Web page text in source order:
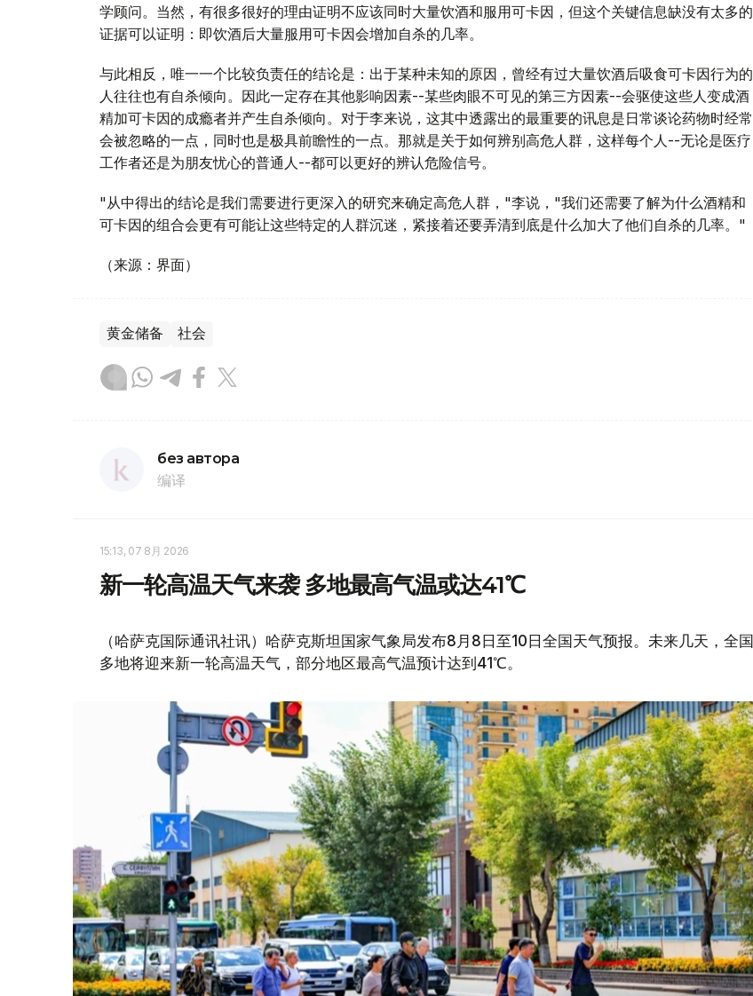
学顾问。当然，有很多很好的理由证明不应该同时大量饮酒和服用可卡因，但这个关键信息缺没有太多的
证据可以证明：即饮酒后大量服用可卡因会增加自杀的几率。
与此相反，唯一一个比较负责任的结论是：出于某种未知的原因，曾经有过大量饮酒后吸食可卡因行为的
人往往也有自杀倾向。因此一定存在其他影响因素--某些肉眼不可见的第三方因素--会驱使这些人变成酒
精加可卡因的成瘾者并产生自杀倾向。对于李来说，这其中透露出的最重要的讯息是日常谈论药物时经常
会被忽略的一点，同时也是极具前瞻性的一点。那就是关于如何辨别高危人群，这样每个人--无论是医疗
工作者还是为朋友忧心的普通人--都可以更好的辨认危险信号。
"从中得出的结论是我们需要进行更深入的研究来确定高危人群，"李说，"我们还需要了解为什么酒精和
可卡因的组合会更有可能让这些特定的人群沉迷，紧接着还要弄清到底是什么加大了他们自杀的几率。"
（来源：界面）
黄金储备 社会
без автора
编译
15:13, 07 8月 2026
新一轮高温天气来袭 多地最高气温或达41℃
（哈萨克国际通讯社讯）哈萨克斯坦国家气象局发布8月8日至10日全国天气预报。未来几天，全国
多地将迎来新一轮高温天气，部分地区最高气温预计达到41℃。